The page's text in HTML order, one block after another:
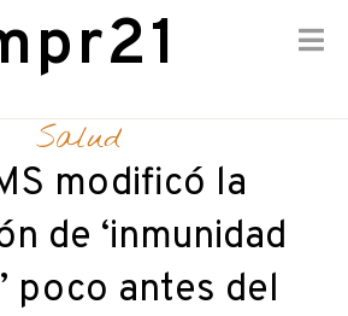
Salud
modificó la
de ‘inmunidad
poco antes del